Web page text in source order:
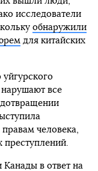
исследователи
обнаружили
для китайских
все
человека,
в ответ на